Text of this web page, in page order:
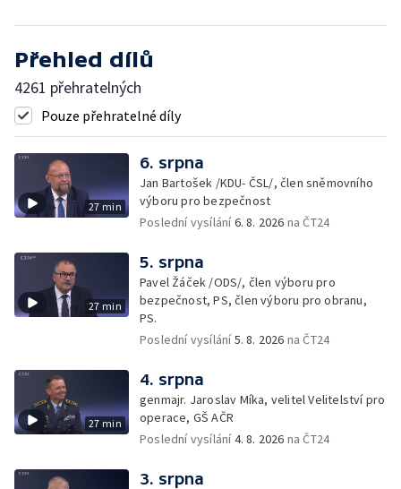
Přehled dílů
4261 přehratelných
Pouze přehratelné díly
27 min
6. srpna
Jan Bartošek /KDU- ČSL/, člen sněmovního
výboru pro bezpečnost
Poslední vysílání6. 8. 2026 na ČT24
27 min
5. srpna
Pavel Žáček /ODS/, člen výboru pro
bezpečnost, PS, člen výboru pro obranu,
PS.
Poslední vysílání5. 8. 2026 na ČT24
27 min
4. srpna
genmajr. Jaroslav Míka, velitel Velitelství pro
operace, GŠ AČR
Poslední vysílání4. 8. 2026 na ČT24
3. srpna